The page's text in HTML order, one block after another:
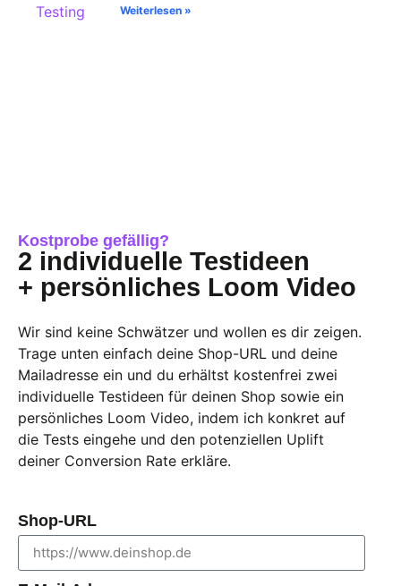
Weiterlesen »
Kostprobe gefällig?
2 individuelle Testideen
+ persönliches Loom Video
Wir sind keine Schwätzer und wollen es dir zeigen.
Trage unten einfach deine Shop-URL und deine
Mailadresse ein und du erhältst kostenfrei zwei
individuelle Testideen für deinen Shop sowie ein
persönliches Loom Video, indem ich konkret auf
die Tests eingehe und den potenziellen Uplift
deiner Conversion Rate erkläre.
Shop-URL